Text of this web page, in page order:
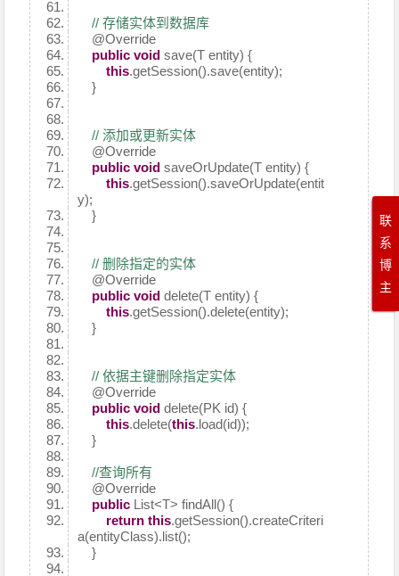
// 存储实体到数据库
@Override
public void save(T entity) {
this.getSession().save(entity);
}
// 添加或更新实体
@Override
public void saveOrUpdate(T entity) {
this.getSession().saveOrUpdate(entit
y);
}
// 删除指定的实体
@Override
public void delete(T entity) {
this.getSession().delete(entity);
}
// 依据主键删除指定实体
@Override
public void delete(PK id) {
this.delete(this.load(id));
}
//查询所有
@Override
public List<T> findAll() {
return this.getSession().createCriteri
a(entityClass).list();
}
联
系
博
主